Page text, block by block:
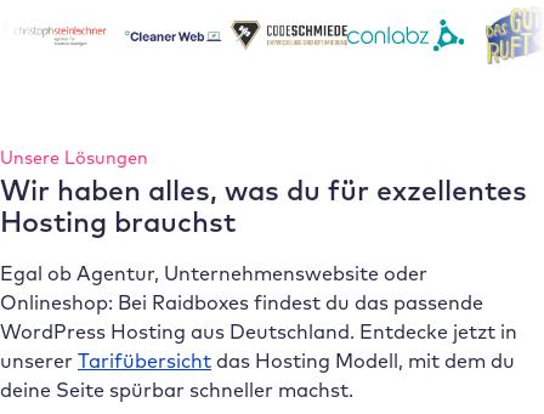
Unsere Lösungen
Wir haben alles, was du für exzellentes
Hosting brauchst
Egal ob Agentur, Unternehmenswebsite oder
Onlineshop: Bei Raidboxes findest du das passende
WordPress Hosting aus Deutschland. Entdecke jetzt in
unserer Tarifübersicht das Hosting Modell, mit dem du
deine Seite spürbar schneller machst.